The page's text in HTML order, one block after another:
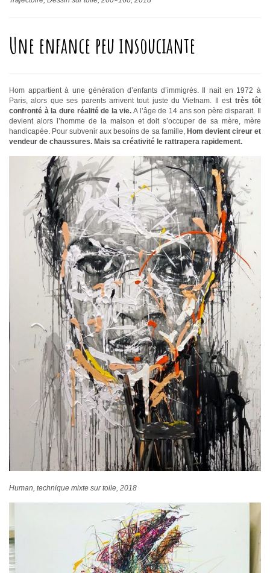
Une enfance peu insouciante
Hom appartient à une génération d’enfants d’immigrés. Il nait en 1972 à
Paris, alors que ses parents arrivent tout juste du Vietnam. Il est très tôt
confronté à la dure réalité de la vie. A l’âge de 14 ans son père disparait. Il
devient alors l’homme de la maison et doit s’occuper de sa mère, mère
handicapée. Pour subvenir aux besoins de sa famille, Hom devient cireur et
vendeur de chaussures. Mais sa créativité le rattrapera rapidement.
Human, technique mixte sur toile, 2018